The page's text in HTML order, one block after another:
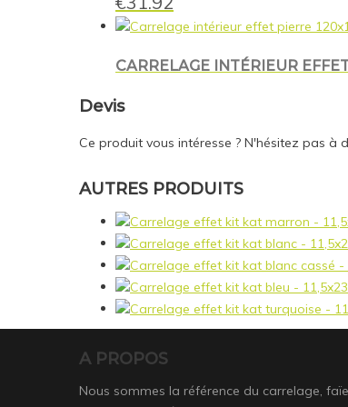
CARRELAGE INTÉRIEUR
Devis
Ce produit vous intéresse ? N'hésitez pas à
AUTRES PRODUITS
A PROPOS
Nous sommes la référence du carrelage,